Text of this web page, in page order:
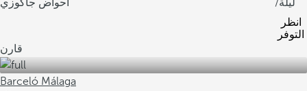
أحواض جاكوزي
/ليلة
انظر
التوفر
قارن
Barceló Málaga